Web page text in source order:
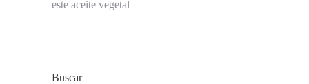
este aceite vegetal
Buscar